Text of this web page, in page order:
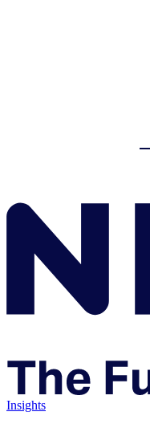
Insights